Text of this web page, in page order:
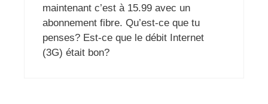
maintenant c’est à 15.99 avec un
abonnement fibre. Qu’est-ce que tu
penses? Est-ce que le débit Internet
(3G) était bon?